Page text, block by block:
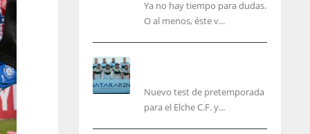
Ya no hay tiempo para dudas.
O al menos, éste v...
Nuevo test de pretemporada
para el Elche C.F. y...